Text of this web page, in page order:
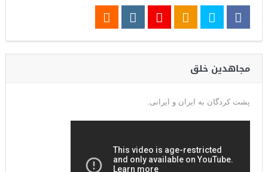
مجاهدین خلق
پشت کردگان به ایران و ایرانی.